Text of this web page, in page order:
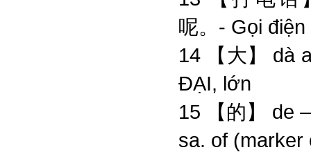
呢。- Gọi điện
14 【大】 dà
ĐẠI, lớn
15 【的】 de
sa. of (marker